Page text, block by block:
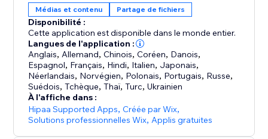
Médias et contenu Partage de fichiers
Disponibilité :
Cette application est disponible dans le monde entier.
Langues de l'application :
Anglais, Allemand,Chinois,Coréen, Danois,
Espagnol, Français, Hindi, Italien, Japonais,
Néerlandais, Norvégien, Polonais, Portugais, Russe,
Suédois,Tchèque,Thaï,Turc,Ukrainien
À l'affiche dans :
Hipaa Supported Apps,Créée par Wix,
Solutions professionnelles Wix, Applis gratuites